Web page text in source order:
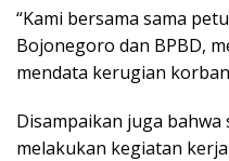
“Kami bersama sama
Bojonegoro dan BPBD,
mendata kerugian
Disampaikan juga
melakukan kegiatan